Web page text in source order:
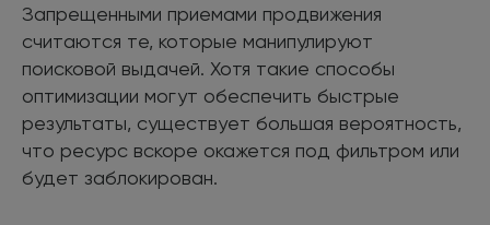
Запрещенными приемами продвижения
считаются те, которые манипулируют
поисковой выдачей. Хотя такие способы
оптимизации могут обеспечить быстрые
результаты, существует большая вероятность,
что ресурс вскоре окажется под фильтром или
будет заблокирован.